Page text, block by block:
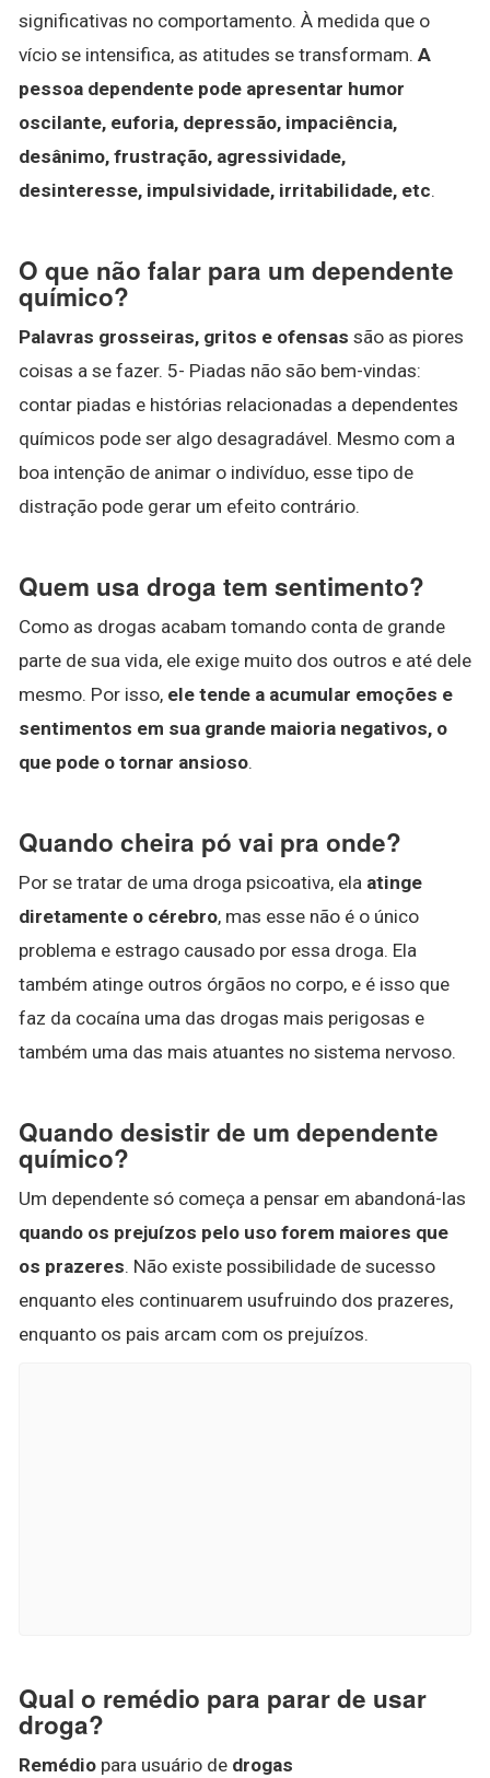
significativas no comportamento. À medida que o
vício se intensifica, as atitudes se transformam. A
pessoa dependente pode apresentar humor
oscilante, euforia, depressão, impaciência,
desânimo, frustração, agressividade,
desinteresse, impulsividade, irritabilidade, etc.
O que não falar para um dependente
químico?
Palavras grosseiras, gritos e ofensas são as piores
coisas a se fazer. 5- Piadas não são bem-vindas:
contar piadas e histórias relacionadas a dependentes
químicos pode ser algo desagradável. Mesmo com a
boa intenção de animar o indivíduo, esse tipo de
distração pode gerar um efeito contrário.
Quem usa droga tem sentimento?
Como as drogas acabam tomando conta de grande
parte de sua vida, ele exige muito dos outros e até dele
mesmo. Por isso, ele tende a acumular emoções e
sentimentos em sua grande maioria negativos, o
que pode o tornar ansioso.
Quando cheira pó vai pra onde?
Por se tratar de uma droga psicoativa, ela atinge
diretamente o cérebro, mas esse não é o único
problema e estrago causado por essa droga. Ela
também atinge outros órgãos no corpo, e é isso que
faz da cocaína uma das drogas mais perigosas e
também uma das mais atuantes no sistema nervoso.
Quando desistir de um dependente
químico?
Um dependente só começa a pensar em abandoná-las
quando os prejuízos pelo uso forem maiores que
os prazeres. Não existe possibilidade de sucesso
enquanto eles continuarem usufruindo dos prazeres,
enquanto os pais arcam com os prejuízos.
Qual o remédio para parar de usar
droga?
Remédio para usuário de drogas